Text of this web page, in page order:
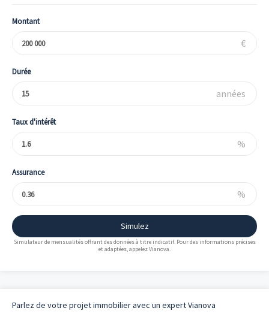
Montant
€
Durée
années
Taux d'intérêt
%
Assurance
%
Simulez
Simulateur de mensualités offrant des données à titre indicatif. Pour des informations précises
et adaptées, appelez Vianova.
Parlez de votre projet immobilier avec un expert Vianova